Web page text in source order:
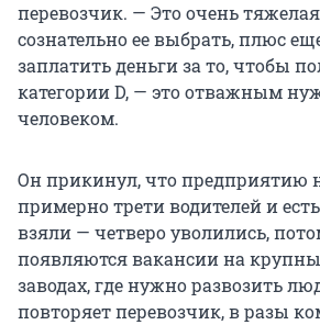
перевозчик. — Это очень
сознательно ее выбрать, плюс
заплатить деньги за то, чтобы
категории D, — это отважным
человеком.
Он прикинул, что предприятию
примерно трети водителей и
взяли — четверо уволились,
появляются вакансии на
заводах, где нужно развозить
повторяет перевозчик, в разы